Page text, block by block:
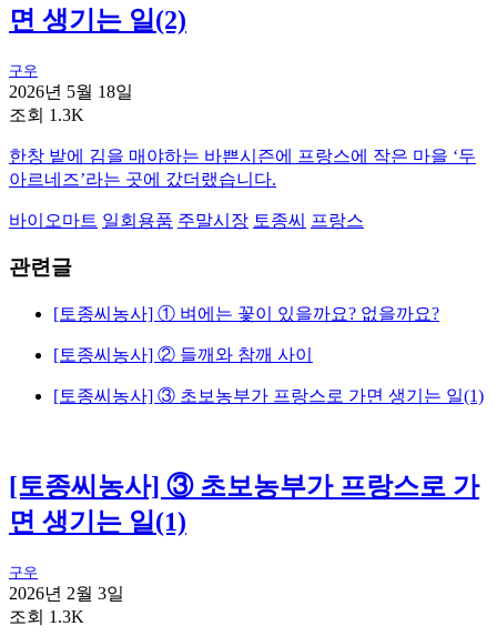
면 생기는 일(2)
구우
2026년 5월 18일
조회 1.3K
한창 밭에 김을 매야하는 바쁜시즌에 프랑스에 작은 마을 ‘두
아르네즈’라는 곳에 갔더랬습니다.
바이오마트 일회용품 주말시장 토종씨 프랑스
관련글
[토종씨농사] ① 벼에는 꽃이 있을까요? 없을까요?
[토종씨농사] ② 들깨와 참깨 사이
[토종씨농사] ③ 초보농부가 프랑스로 가면 생기는 일(1)
[토종씨농사] ③ 초보농부가 프랑스로 가
면 생기는 일(1)
구우
2026년 2월 3일
조회 1.3K